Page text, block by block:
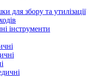
для збору та утилізації
інструменти